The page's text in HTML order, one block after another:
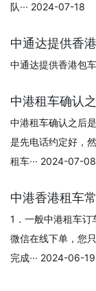
队··· 2024-07-18
中通达提供香
中通达提供香港包
中港租车确认
中港租车确认之后
是先电话约定好，
租车··· 2024-07-08
中港香港租车
1．一般中港租车订
微信在线下单，您
完成··· 2024-06-19